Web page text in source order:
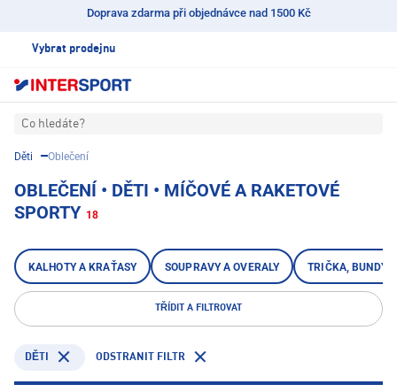
Doprava zdarma při objednávce nad 1500 Kč
Vybrat prodejnu
Co hledáte?
Děti Oblečení
OBLEČENÍ • DĚTI • MÍČOVÉ A RAKETOVÉ
SPORTY 18
KALHOTY A KRAŤASY SOUPRAVY A OVERALY TRIČKA, BUNDY,
TŘÍDIT A FILTROVAT
DĚTI ODSTRANIT FILTR